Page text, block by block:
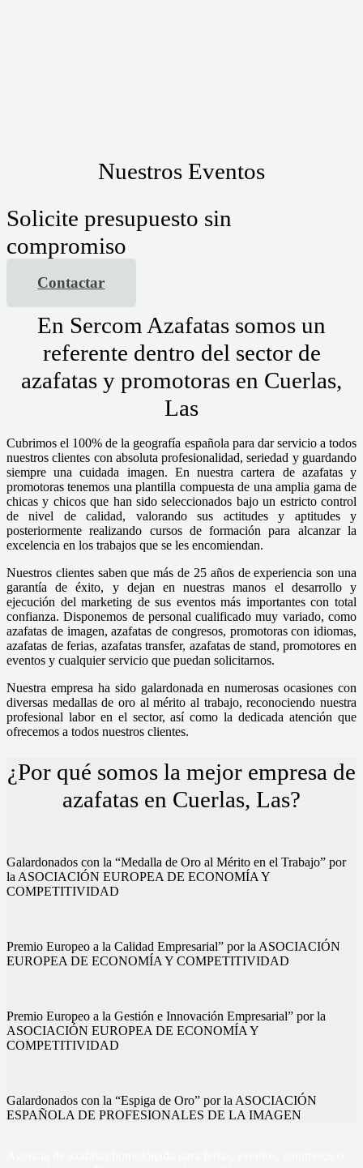
Nuestros Eventos
Solicite presupuesto sin
compromiso
Contactar
En Sercom Azafatas somos un
referente dentro del sector de
azafatas y promotoras en Cuerlas,
Las
Cubrimos el 100% de la geografía española para dar servicio a todos
nuestros clientes con absoluta profesionalidad, seriedad y guardando
siempre una cuidada imagen. En nuestra cartera de azafatas y
promotoras tenemos una plantilla compuesta de una amplia gama de
chicas y chicos que han sido seleccionados bajo un estricto control
de nivel de calidad, valorando sus actitudes y aptitudes y
posteriormente realizando cursos de formación para alcanzar la
excelencia en los trabajos que se les encomiendan.
Nuestros clientes saben que más de 25 años de experiencia son una
garantía de éxito, y dejan en nuestras manos el desarrollo y
ejecución del marketing de sus eventos más importantes con total
confianza. Disponemos de personal cualificado muy variado, como
azafatas de imagen, azafatas de congresos, promotoras con idiomas,
azafatas de ferias, azafatas transfer, azafatas de stand, promotores en
eventos y cualquier servicio que puedan solicitarnos.
Nuestra empresa ha sido galardonada en numerosas ocasiones con
diversas medallas de oro al mérito al trabajo, reconociendo nuestra
profesional labor en el sector, así como la dedicada atención que
ofrecemos a todos nuestros clientes.
¿Por qué somos la mejor empresa de
azafatas en Cuerlas, Las?
Galardonados con la “Medalla de Oro al Mérito en el Trabajo” por
la ASOCIACIÓN EUROPEA DE ECONOMÍA Y
COMPETITIVIDAD
Premio Europeo a la Calidad Empresarial” por la ASOCIACIÓN
EUROPEA DE ECONOMÍA Y COMPETITIVIDAD
Premio Europeo a la Gestión e Innovación Empresarial” por la
ASOCIACIÓN EUROPEA DE ECONOMÍA Y
COMPETITIVIDAD
Galardonados con la “Espiga de Oro” por la ASOCIACIÓN
ESPAÑOLA DE PROFESIONALES DE LA IMAGEN